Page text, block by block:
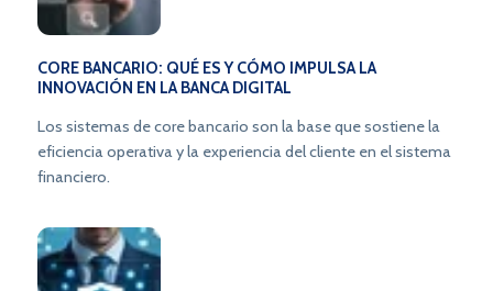
asegurar la confianza de clientes y reguladores.
CORE BANCARIO: QUÉ ES Y CÓMO IMPULSA LA
INNOVACIÓN EN LA BANCA DIGITAL
Los sistemas de core bancario son la base que sostiene la
eficiencia operativa y la experiencia del cliente en el sistema
financiero.